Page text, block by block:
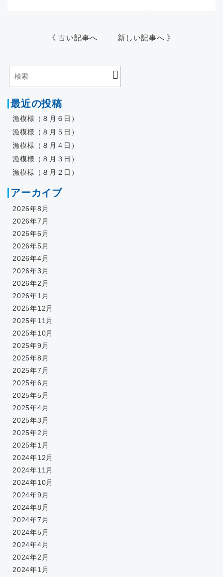
《 古い記事へ 新しい記事へ 》
最近の投稿
漁模様（８月６日）
漁模様（８月５日）
漁模様（８月４日）
漁模様（８月３日）
漁模様（８月２日）
アーカイブ
2026年8月
2026年7月
2026年6月
2026年5月
2026年4月
2026年3月
2026年2月
2026年1月
2025年12月
2025年11月
2025年10月
2025年9月
2025年8月
2025年7月
2025年6月
2025年5月
2025年4月
2025年3月
2025年2月
2025年1月
2024年12月
2024年11月
2024年10月
2024年9月
2024年8月
2024年7月
2024年5月
2024年4月
2024年2月
2024年1月